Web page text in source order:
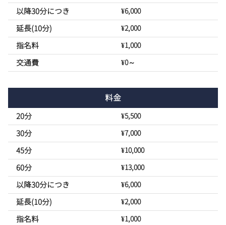
以降30分につき ¥6,000
延長(10分) ¥2,000
指名料 ¥1,000
交通費 ¥0～
料金
20分 ¥5,500
30分 ¥7,000
45分 ¥10,000
60分 ¥13,000
以降30分につき ¥6,000
延長(10分) ¥2,000
指名料 ¥1,000